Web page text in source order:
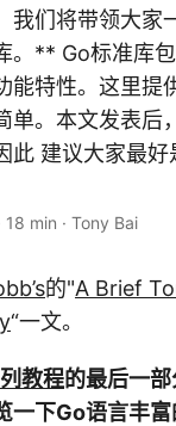
我们将带领大家
。** Go标准库
能特性。这里提
单。本文发表后
此 建议大家最
18 min · Tony Bai
的"A Brief
“一文。
教程的最后一
一下Go语言丰富